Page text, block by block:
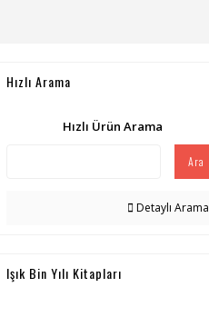
Hızlı Arama
Hızlı Ürün Arama
Ara
Detaylı Arama
Işık Bin Yılı Kitapları